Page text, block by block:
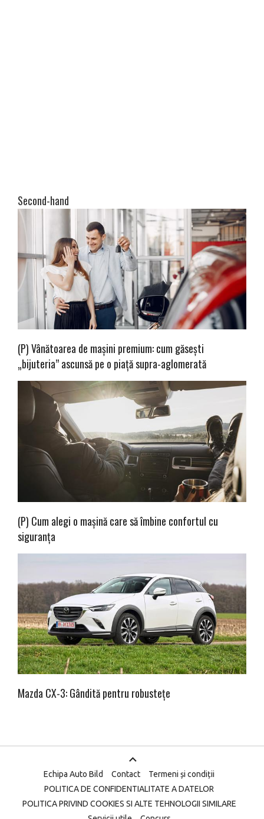
Second-hand
(P) Vânătoarea de mașini premium: cum găsești
„bijuteria” ascunsă pe o piață supra-aglomerată
(P) Cum alegi o mașină care să îmbine confortul cu
siguranța
Mazda CX-3: Gândită pentru robustețe
Echipa Auto Bild Contact
Termeni și condiții
POLITICA DE CONFIDENTIALITATE A DATELOR
POLITICA PRIVIND COOKIES SI ALTE TEHNOLOGII SIMILARE